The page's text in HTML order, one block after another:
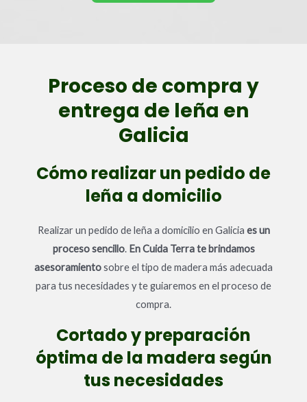
Proceso de compra y
entrega de leña en
Galicia
Cómo realizar un pedido de
leña a domicilio
Realizar un pedido de leña a domicilio en Galicia es un
proceso sencillo. En Cuida Terra te brindamos
asesoramientosobre el tipo de madera más adecuada
para tus necesidades y te guiaremos en el proceso de
compra.
Cortado y preparación
óptima de la madera según
tus necesidades